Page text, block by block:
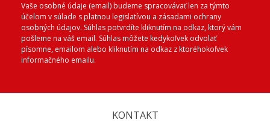
Vaše osobné údaje (email) budeme spracovávať len za týmto
účelom v súlade s platnou legislatívou a zásadami ochrany
osobných údajov. Súhlas potvrdíte kliknutím na odkaz, ktorý vám
pošleme na váš email. Súhlas môžete kedykoľvek odvolať
písomne, emailom alebo kliknutím na odkaz z ktoréhokoľvek
informačného emailu.
KONTAKT